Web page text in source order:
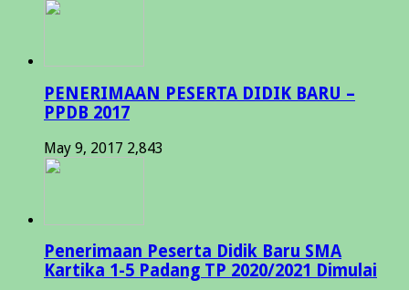
PENERIMAAN PESERTA DIDIK BARU –
PPDB 2017
May 9, 2017 2,843
Penerimaan Peserta Didik Baru SMA
Kartika 1-5 Padang TP 2020/2021 Dimulai